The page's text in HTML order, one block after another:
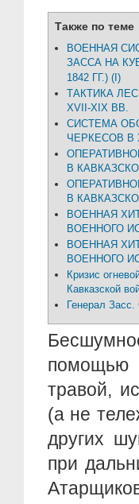
Также по теме
ВОЕННАЯ
ЗАССА НА
1842 ГГ.) (I)
ТАКТИКА
XVII-XIX ВВ.
СИСТЕМА
ЧЕРКЕСОВ В
В
В
ВОЕННАЯ
ВОЕННОГО
ВОЕННАЯ
ВОЕННОГО
Кризис
Кавказской
Генерал
помощью
травой,
(а не
других
при